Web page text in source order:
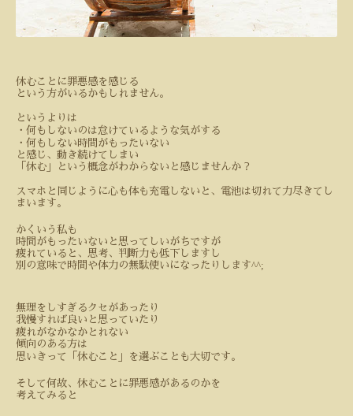
休むことに罪悪感を感じる
という方がいるかもしれません。
というよりは
・何もしないのは怠けているような気がする
・何もしない時間がもったいない
と感じ、動き続けてしまい
「休む」という概念がわからないと感じませんか？
スマホと同じように心も体も充電しないと、電池は切れて力尽きてし
まいます。
かくいう私も
時間がもったいないと思ってしいがちですが
疲れていると、思考、判断力も低下しますし
別の意味で時間や体力の無駄使いになったりします^^;
無理をしすぎるクセがあったり
我慢すれば良いと思っていたり
疲れがなかなかとれない
傾向のある方は
思いきって「休むこと」を選ぶことも大切です。
そして何故、休むことに罪悪感があるのかを
考えてみると